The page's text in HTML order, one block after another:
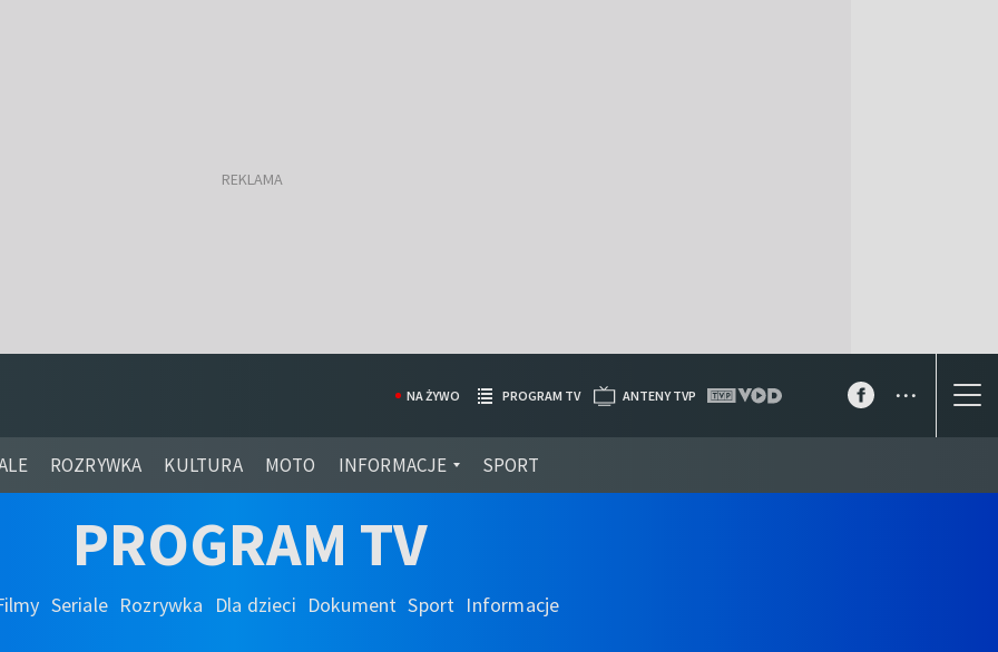
ROZRYWKA KULTURA MOTO INFORMACJE SPORT
NA ŻYWO PROGRAM TV ANTENY TVP ...
PROGRAM TV
Seriale Rozrywka Dla dzieci Dokument Sport Informacje